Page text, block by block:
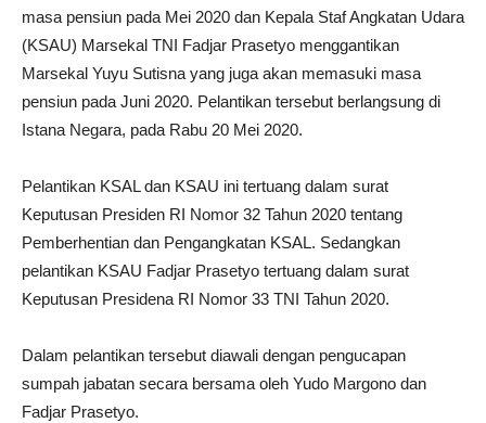
masa pensiun pada Mei 2020 dan Kepala Staf Angkatan Udara
(KSAU) Marsekal TNI Fadjar Prasetyo menggantikan
Marsekal Yuyu Sutisna yang juga akan memasuki masa
pensiun pada Juni 2020. Pelantikan tersebut berlangsung di
Istana Negara, pada Rabu 20 Mei 2020.
Pelantikan KSAL dan KSAU ini tertuang dalam surat
Keputusan Presiden RI Nomor 32 Tahun 2020 tentang
Pemberhentian dan Pengangkatan KSAL. Sedangkan
pelantikan KSAU Fadjar Prasetyo tertuang dalam surat
Keputusan Presidena RI Nomor 33 TNI Tahun 2020.
Dalam pelantikan tersebut diawali dengan pengucapan
sumpah jabatan secara bersama oleh Yudo Margono dan
Fadjar Prasetyo.